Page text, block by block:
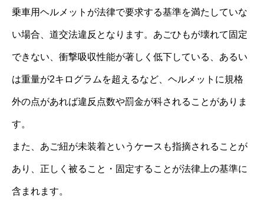
乗車用ヘルメットが法律で要求する基準を満たしていな
い場合、道交法違反となります。あごひもが壊れて固定
できない、衝撃吸収性能が著しく低下している、あるい
は重量が2キログラムを超えるなど、ヘルメットに規格
外の点があれば違反点数や罰金が科されることがありま
す。
また、あご紐が未装着というケースも指摘されることが
あり、正しく被ること・固定することが法律上の基準に
含まれます。